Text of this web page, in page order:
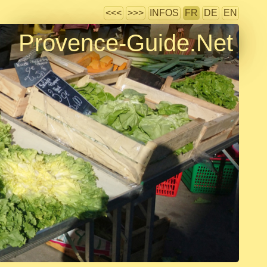
<<< >>> INFOS FR DE EN
Provence-Guide.Net